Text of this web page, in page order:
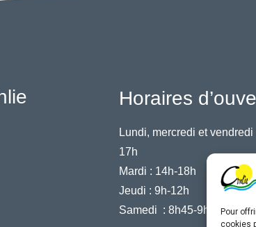
Pour
cookies
Horaires
Lundi, mercredi et vendredi
17h
Mardi : 14h-18h
Jeudi : 9h-12h
Samedi : 8h45-9h45